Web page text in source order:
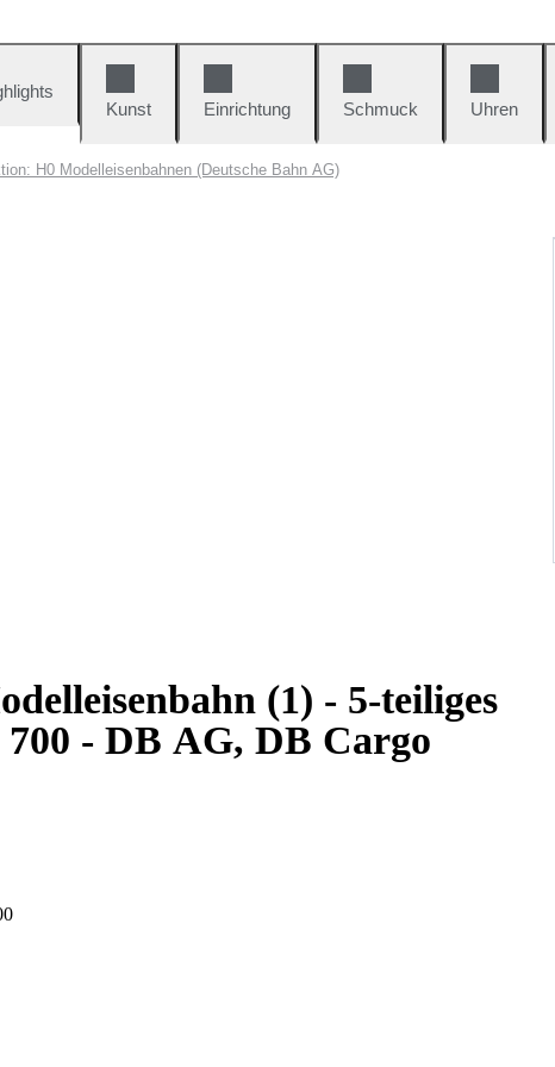
Kunst
Einrichtung Schmuck Uhren
H0 Modelleisenbahnen (Deutsche Bahn AG)
(1) - 5-teiliges
700 - DB AG, DB Cargo